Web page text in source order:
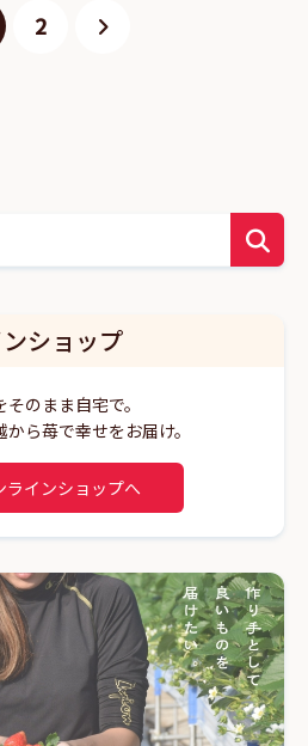
2
ショップ
のまま自宅で。
ら苺で幸せをお届け。
ラインショップへ